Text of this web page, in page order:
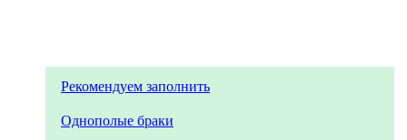
Рекомендуем заполнить
Однополые браки